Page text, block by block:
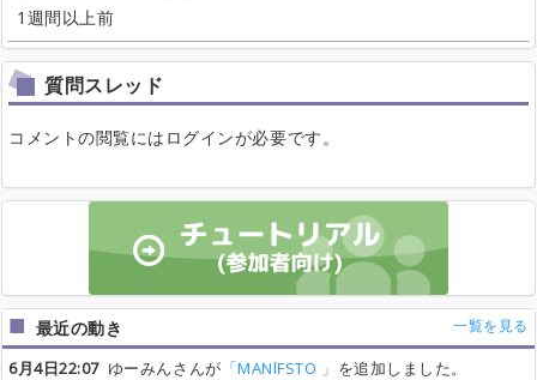
1週間以上前
質問スレッド
コメントの閲覧にはログインが必要です。
最近の動き 一覧を見る
6月4日22:07ゆーみんさんが 「MANlFSTO 」 を追加しました。